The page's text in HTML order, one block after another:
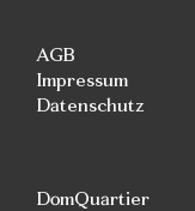
AGB
Impressum
Datenschutz
DomQuartier